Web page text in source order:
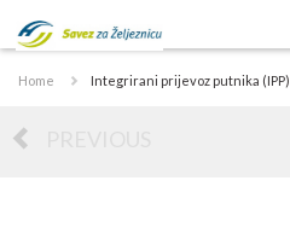
Home Integrirani prijevoz putnika (IPP)